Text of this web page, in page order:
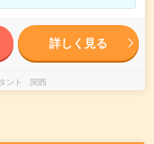
詳しく見る
ント 関西